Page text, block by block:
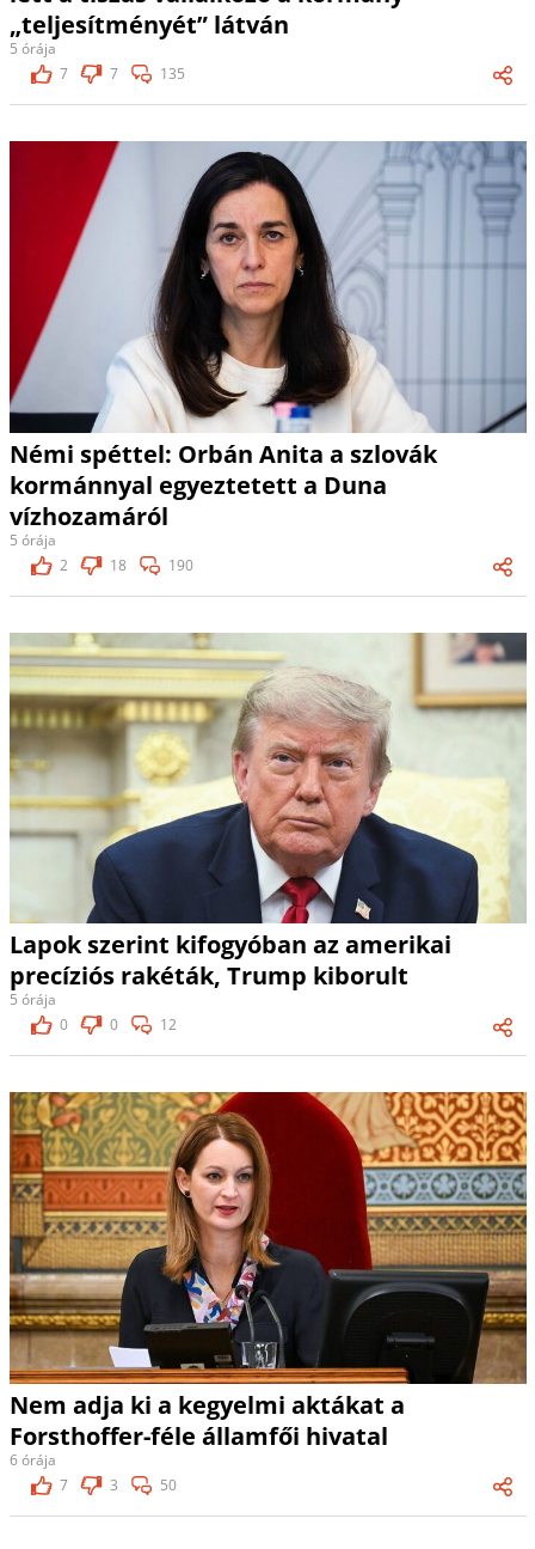
„teljesítményét” látván
5 órája
7
7 135
Némi spéttel: Orbán Anita a szlovák
kormánnyal egyeztetett a Duna
vízhozamáról
5 órája
2
18 190
Lapok szerint kifogyóban az amerikai
precíziós rakéták, Trump kiborult
5 órája
0
0 12
Nem adja ki a kegyelmi aktákat a
Forsthoffer-féle államfői hivatal
6 órája
7
3 50